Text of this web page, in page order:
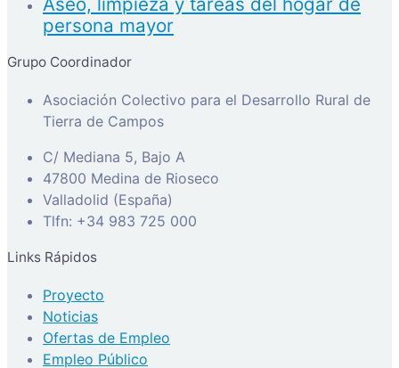
persona mayor
Grupo Coordinador
Asociación Colectivo para el Desarrollo Rural de
Tierra de Campos
C/ Mediana 5, Bajo A
47800 Medina de Rioseco
Valladolid (España)
Tlfn: +34 983 725 000
Links Rápidos
Proyecto
Noticias
Ofertas de Empleo
Empleo Público